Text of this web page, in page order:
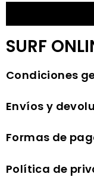
SURF
Condiciones
Envíos y
Formas de
Política de